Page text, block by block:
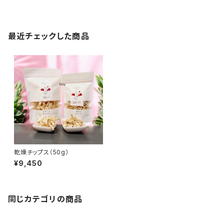
最近チェックした商品
乾燥チップス（50g）
¥9,450
同じカテゴリの商品